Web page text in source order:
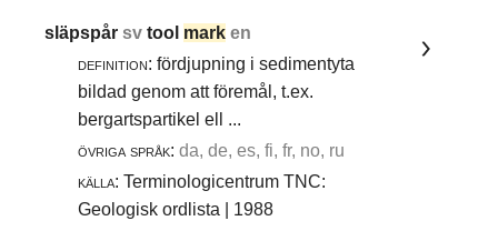
släpspårsvtool mark en
definition: fördjupning i sedimentyta
bildad genom att föremål, t.ex.
bergartspartikel ell ...
övriga språk: da, de, es, fi, fr, no, ru
källa: Terminologicentrum TNC:
Geologisk ordlista | 1988